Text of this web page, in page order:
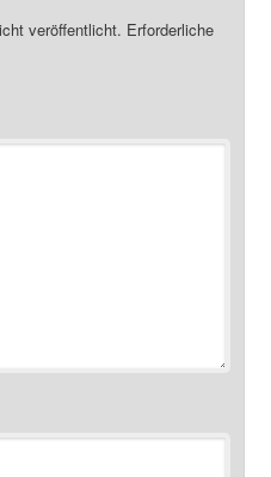
veröffentlicht. Erforderliche